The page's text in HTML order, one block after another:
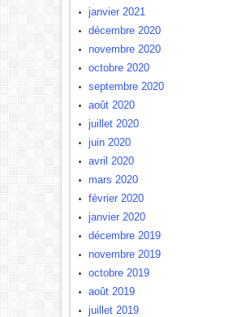
janvier 2021
décembre 2020
novembre 2020
octobre 2020
septembre 2020
août 2020
juillet 2020
juin 2020
avril 2020
mars 2020
février 2020
janvier 2020
décembre 2019
novembre 2019
octobre 2019
août 2019
juillet 2019